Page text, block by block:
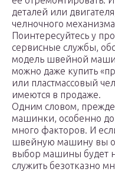
деталей или
челночного
Поинтересуйтесь у
сервисные службы,
модель швейной
можно даже купить
или пластмассовый
имеются в продаже.
Одним словом,
машинки, особенно
много факторов. И
швейную машину вы
выбор машины будет
служить безотказно